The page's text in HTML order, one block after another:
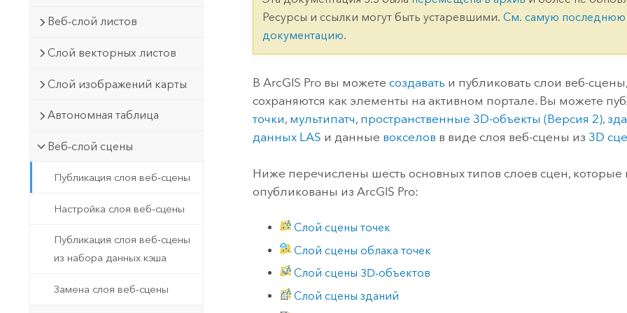
ГИС и картографии
Технология Developer
Создание картографических
приложений и приложений
пространственного анализа
Все отрасли
технологий
Веб-слой листов
Слой векторных листов
Слой изображений карты
Автономная таблица
Веб-слой сцены
Публикация слоя веб-сцены
Настройка слоя веб-сцены
Публикация слоя веб-сцены
из набора данных кэша
Замена слоя веб-сцены
Ресурсы и ссылки могут быть устаревшими.См. самую последнюю
документацию.
ВArcGIS Pro вы можетесоздавать и публиковать слои веб-
сохраняются как элементы на активном портале. Вы можете
точки, мультипатч, пространственные 3D-объекты (Версия 2),
данных LAS и данные вокселов в виде слоя веб-сцены из 3D
Ниже перечислены шесть основных типов слоев сцен, которые
опубликованы изArcGIS Pro:
Слой сцены точек
Слой сцены облака точек
Слой сцены 3D-объектов
Слой сцены зданий